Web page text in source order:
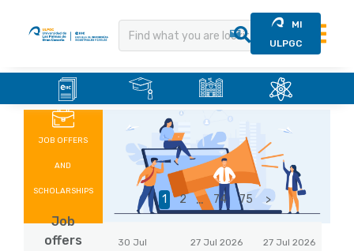
MI
ULPGC
JOB OFFERS
AND
SCHOLARSHIPS
Job
offers
1 2 … 74 75 >
30 Jul
27 Jul 2026 27 Jul 2026